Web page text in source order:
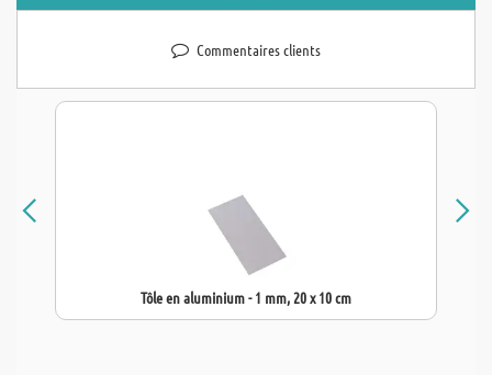
Commentaires clients
Tôle en aluminium - 1 mm, 20 x 10 cm